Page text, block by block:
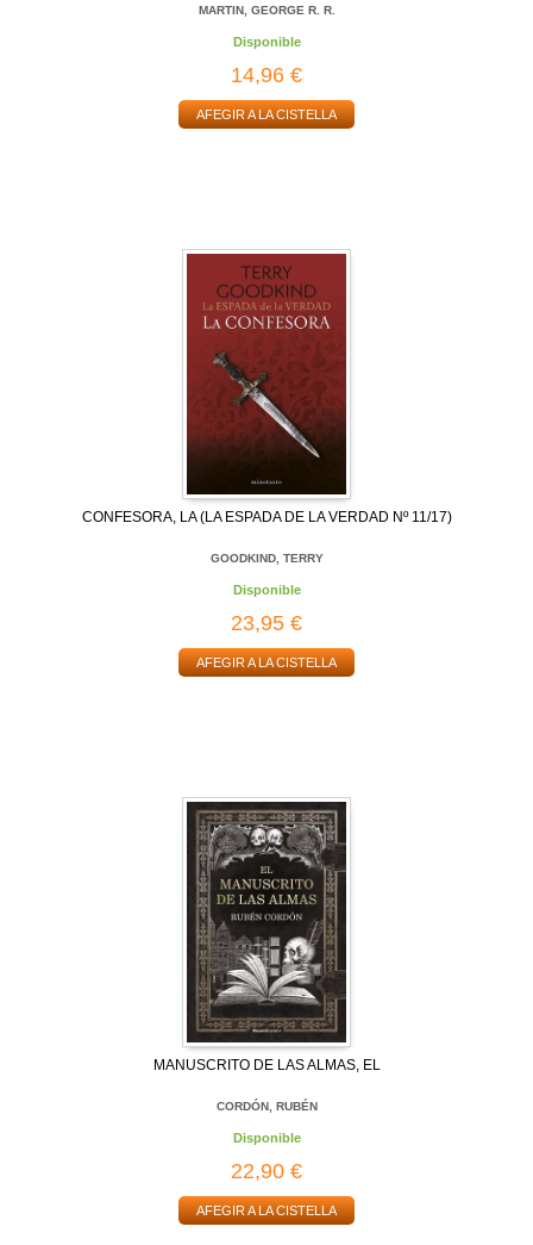
MARTIN, GEORGE R. R.
Disponible
14,96 €
AFEGIR A LA CISTELLA
CONFESORA, LA (LA ESPADA DE LA VERDAD Nº 11/17)
GOODKIND, TERRY
Disponible
23,95 €
AFEGIR A LA CISTELLA
MANUSCRITO DE LAS ALMAS, EL
CORDÓN, RUBÉN
Disponible
22,90 €
AFEGIR A LA CISTELLA